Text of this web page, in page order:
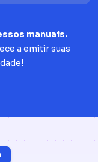
manuais.
a emitir suas